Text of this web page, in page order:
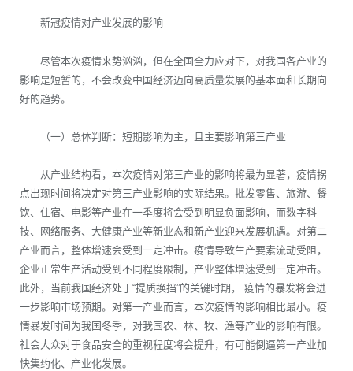
新冠疫情对产业发展的影响
尽管本次疫情来势汹汹，但在全国全力应对下，对我国各产业的
影响是短暂的，不会改变中国经济迈向高质量发展的基本面和长期向
好的趋势。
（一）总体判断：短期影响为主，且主要影响第三产业
从产业结构看，本次疫情对第三产业的影响将最为显著，疫情拐
点出现时间将决定对第三产业影响的实际结果。批发零售、旅游、餐
饮、住宿、电影等产业在一季度将会受到明显负面影响，而数字科
技、网络服务、大健康产业等新业态和新产业迎来发展机遇。对第二
产业而言，整体增速会受到一定冲击。疫情导致生产要素流动受阻，
企业正常生产活动受到不同程度限制，产业整体增速受到一定冲击。
此外，当前我国经济处于“提质换挡”的关键时期， 疫情的暴发将会进
一步影响市场预期。对第一产业而言，本次疫情的影响相比最小。疫
情暴发时间为我国冬季，对我国农、林、牧、渔等产业的影响有限。
社会大众对于食品安全的重视程度将会提升，有可能倒逼第一产业加
快集约化、产业化发展。